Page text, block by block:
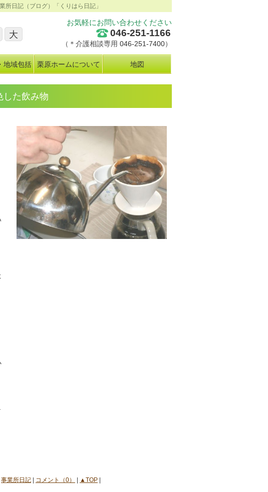
日記（ブログ）「くりはら日記」
お気軽にお問い合わせください
046-251-1166
（＊介護相談専用 046-251-7400）
大
地域包括 栗原ホームについて 地図
た飲み物
事業所日記 コメント（0） ▲TOP